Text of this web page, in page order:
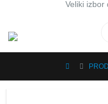
Veliki izbor